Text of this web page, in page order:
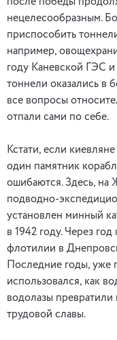
нецелесообразным.
приспособить
например,
году Каневской ГЭС
тоннели оказались в
все вопросы
отпали сами по себе.
Кстати, если
один памятник
ошибаются. Здесь, на
подводно-
установлен минный
в 1942 году. Через
флотилии в
Последние годы, уже
использовался, как
водолазы превратили
трудовой славы.